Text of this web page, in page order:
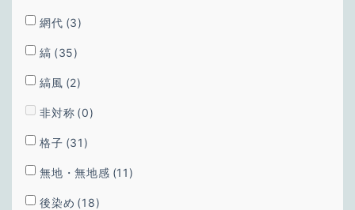
網代 (3)
縞 (35)
縞風 (2)
非対称 (0)
格子 (31)
無地・無地感 (11)
後染め (18)